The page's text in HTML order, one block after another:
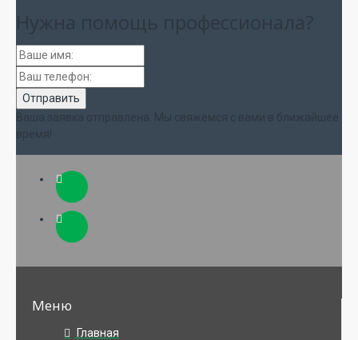
Меню
Главная